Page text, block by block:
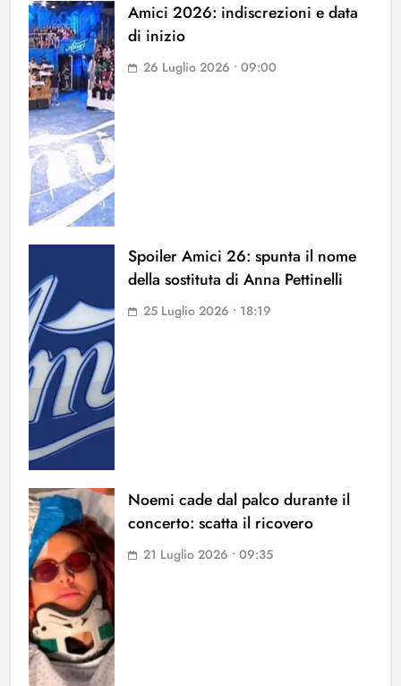
Amici 2026: indiscrezioni e data
di inizio
26 Luglio 2026 • 09:00
Spoiler Amici 26: spunta il nome
della sostituta di Anna Pettinelli
25 Luglio 2026 • 18:19
Noemi cade dal palco durante il
concerto: scatta il ricovero
21 Luglio 2026 • 09:35